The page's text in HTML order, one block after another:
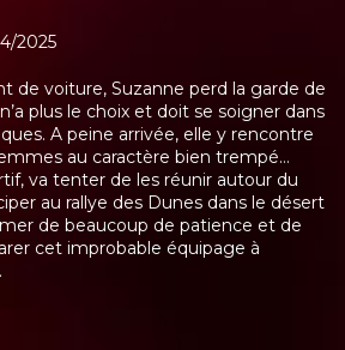
2025
de voiture, Suzanne perd la garde de
plus le choix et doit se soigner dans
A peine arrivée, elle y rencontre
au caractère bien trempé…
va tenter de les réunir autour du
au rallye des Dunes dans le désert
de beaucoup de patience et de
cet improbable équipage à